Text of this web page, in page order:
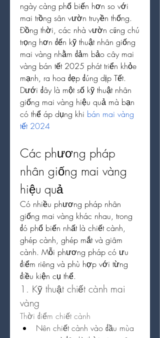
ngày càng phổ biến hơn so với
mai trồng sân vườn truyền thống.
Đồng thời, các nhà vườn cũng chú
trọng hơn đến kỹ thuật nhân giống
mai vàng nhằm đảm bảo cây mai
vàng bán tết 2025 phát triển khỏe
mạnh, ra hoa đẹp đúng dịp Tết.
Dưới đây là một số kỹ thuật nhân
giống mai vàng hiệu quả mà bạn
có thể áp dụng khi bán mai vàng
tết 2024
Các phương pháp
nhân giống mai vàng
hiệu quả
Có nhiều phương pháp nhân
giống mai vàng khác nhau, trong
đó phổ biến nhất là chiết cành,
ghép cành, ghép mắt và giâm
cành. Mỗi phương pháp có ưu
điểm riêng và phù hợp với từng
điều kiện cụ thể.
1. Kỹ thuật chiết cành mai
vàng
Thời điểm chiết cành
Nên chiết cành vào đầu mùa